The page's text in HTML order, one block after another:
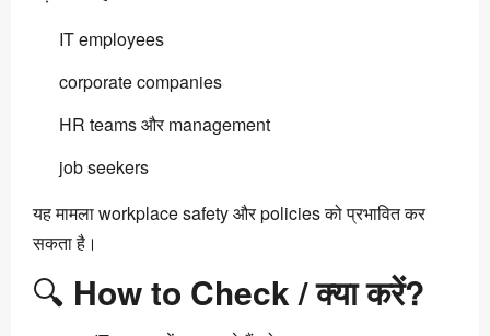
IT employees
corporate companies
HR teams और management
job seekers
यह मामला workplace safety और policies को प्रभावित कर
सकता है।
🔍 How to Check / क्या करें?